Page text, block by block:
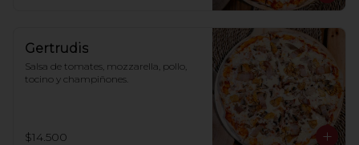
Gertrudis
Salsa de tomates, mozzarella, pollo,
tocino y champiñones.
$14.500